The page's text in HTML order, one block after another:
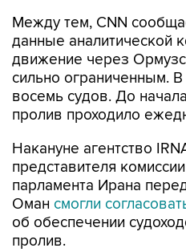
Между тем, CNN
данные аналитической
движение через
сильно ограниченным.
восемь судов. До
пролив проходило
Накануне агентство
представителя
парламента Ирана
Оман смогли
об обеспечении
пролив.